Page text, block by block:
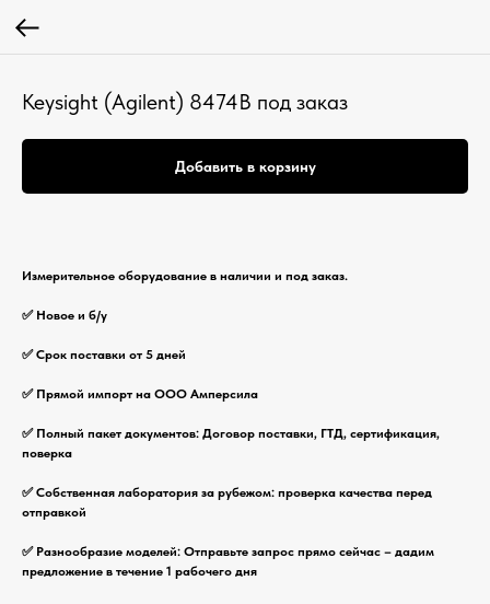
Keysight (Agilent) 8474B под заказ
Добавить в корзину
Измерительное оборудование в наличии и под заказ.
✅ Новое и б/у
✅ Срок поставки от 5 дней
✅ Прямой импорт на ООО Амперсила
✅ Полный пакет документов: Договор поставки, ГТД, сертификация,
поверка
✅ Собственная лаборатория за рубежом: проверка качества перед
отправкой
✅ Разнообразие моделей: Отправьте запрос прямо сейчас – дадим
предложение в течение 1 рабочего дня